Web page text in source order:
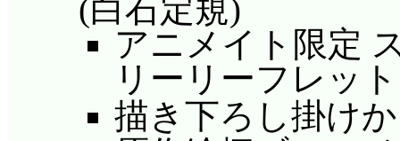
(白石定規)
アニメイト限定
リーリーフレッ
描き下ろし掛け